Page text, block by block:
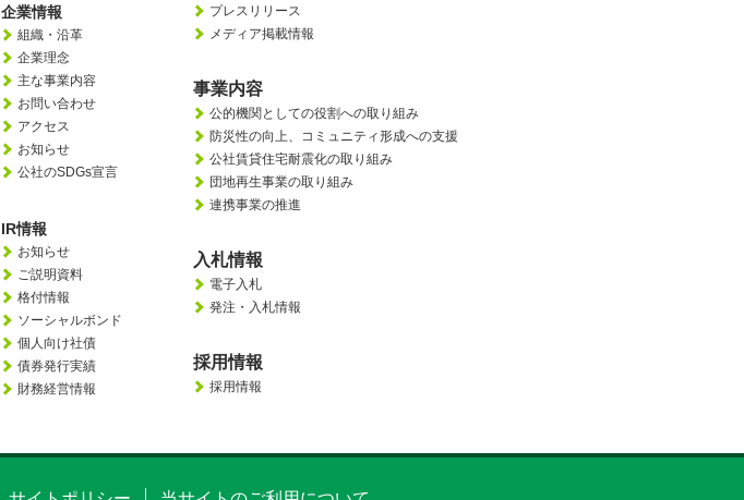
企業情報
組織・沿革
企業理念
主な事業内容
お問い合わせ
アクセス
お知らせ
公社のSDGs宣言
IR情報
お知らせ
ご説明資料
格付情報
ソーシャルボンド
個人向け社債
債券発行実績
財務経営情報
プレスリリース
メディア掲載情報
事業内容
公的機関としての役割への取り組み
防災性の向上、 コミュニティ形成への支援
公社賃貸住宅耐震化の取り組み
団地再生事業の取り組み
連携事業の推進
入札情報
電子入札
発注・入札情報
採用情報
採用情報